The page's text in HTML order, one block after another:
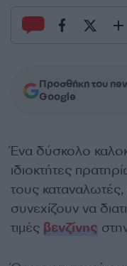
Προσθήκη του
Google
Ένα δύσκολο
ιδιοκτήτες
τους καταναλωτές,
συνεχίζουν να
τιμές βενζίνης